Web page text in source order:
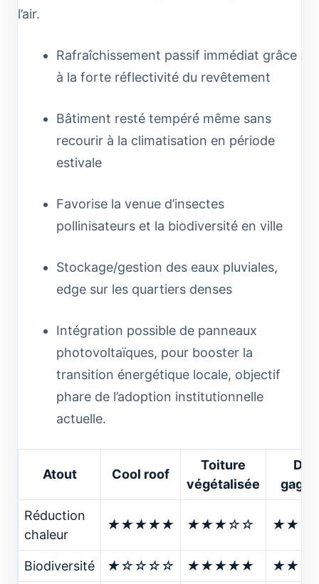
l’air.
Rafraîchissement passif immédiat grâce
à la forte réflectivité du revêtement
Bâtiment resté tempéré même sans
recourir à la climatisation en période
estivale
Favorise la venue d’insectes
pollinisateurs et la biodiversité en ville
Stockage/gestion des eaux pluviales,
edge sur les quartiers denses
Intégration possible de panneaux
photovoltaïques, pour booster la
transition énergétique locale, objectif
phare de l’adoption institutionnelle
actuelle.
Atout Cool roof
Toiture
végétalisée
Duo
Réduction
chaleur
★★★★★ ★★★☆☆
Biodiversité ★☆☆☆☆ ★★★★★